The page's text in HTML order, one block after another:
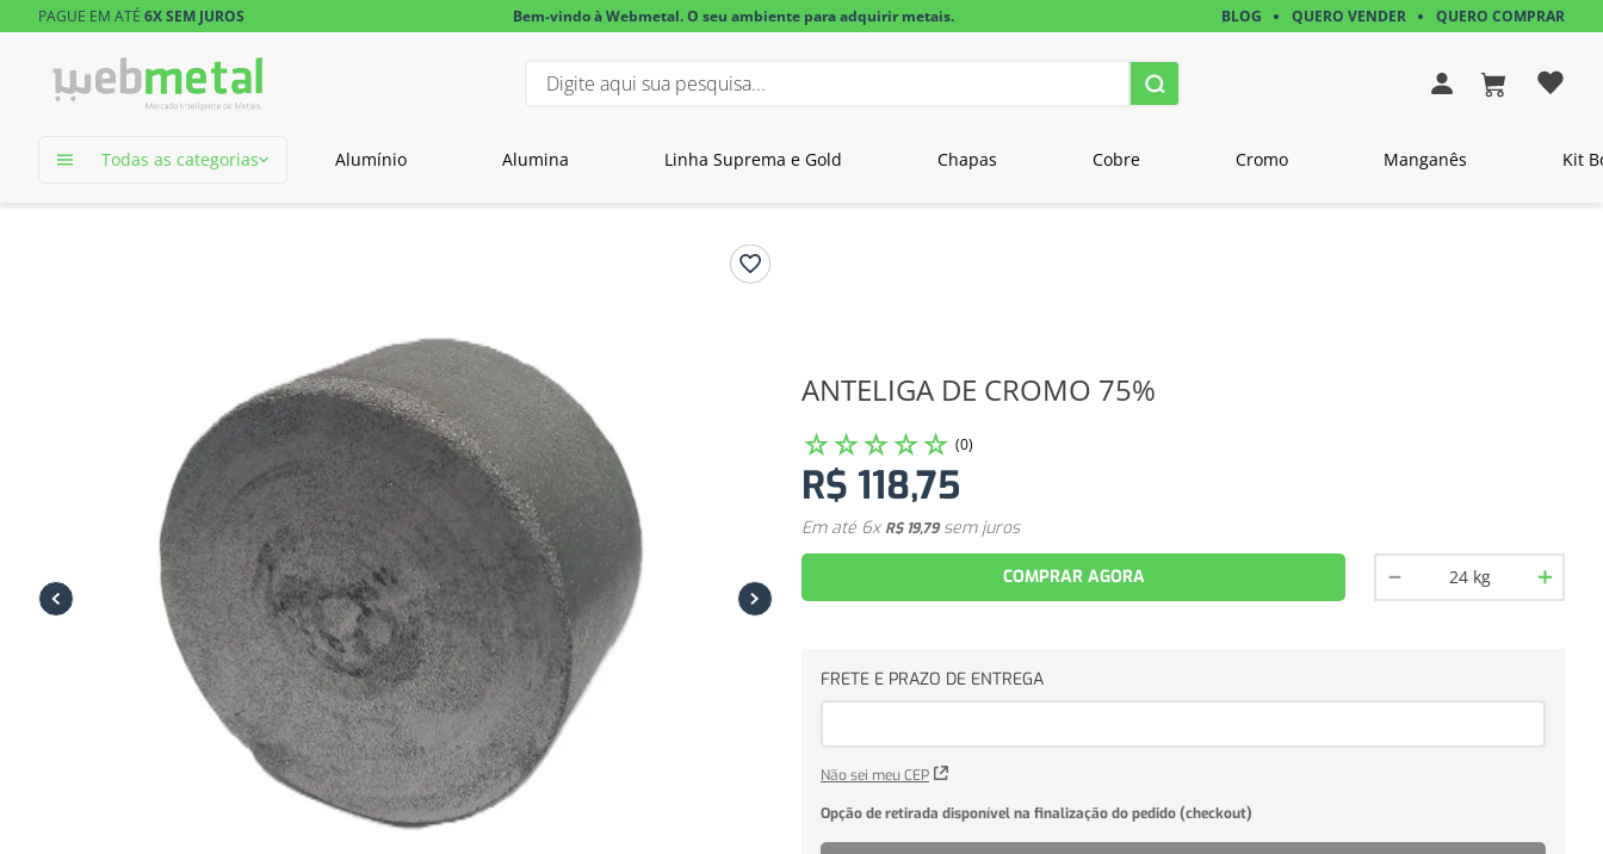
PAGUE EM ATÉ 6X SEM JUROS Bem-vindo à Webmetal. O seu ambiente para adquirir metais. BLOG QUERO VENDER QUERO COMPRAR
Digite aqui sua pesquisa...
Todas as categorias Alumínio Alumina Linha Suprema e Gold Chapas Cobre Cromo Manganês Kit
ANTELIGA DE CROMO 75%
☆☆☆☆☆ (0)
R$ 118,75
Em até 6x R$ 19,79sem juros
＋
－
COMPRAR AGORA
Não sei meu CEP
1
tubo retangular alumínio
2º tubo